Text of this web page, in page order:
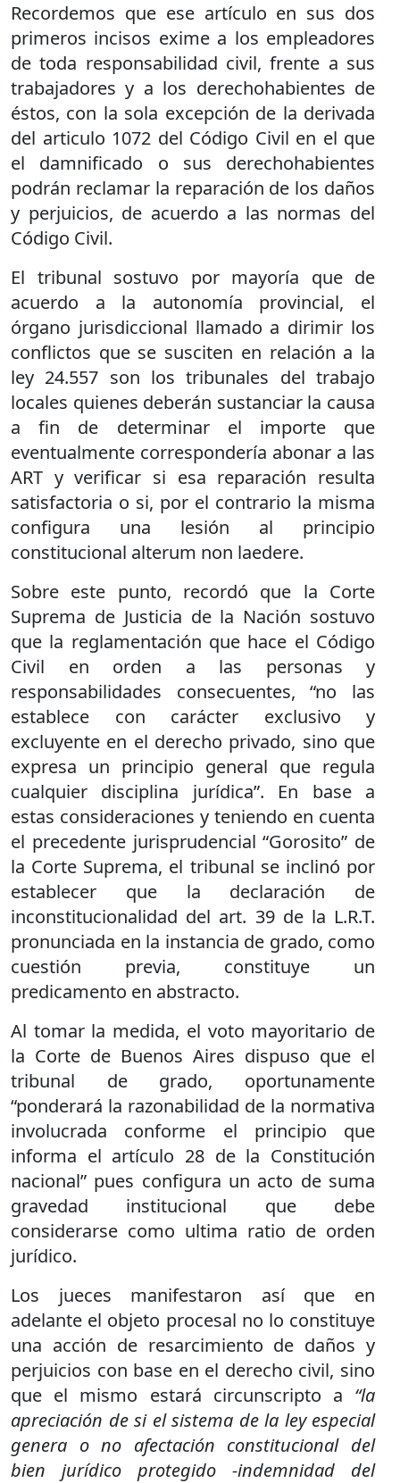
Recordemos que ese artículo en sus dos
primeros incisos exime a los empleadores
de toda responsabilidad civil, frente a sus
trabajadores y a los derechohabientes de
éstos, con la sola excepción de la derivada
del articulo 1072 del Código Civil en el que
el damnificado o sus derechohabientes
podrán reclamar la reparación de los daños
y perjuicios, de acuerdo a las normas del
Código Civil.
El tribunal sostuvo por mayoría que de
acuerdo a la autonomía provincial, el
órgano jurisdiccional llamado a dirimir los
conflictos que se susciten en relación a la
ley 24.557 son los tribunales del trabajo
locales quienes deberán sustanciar la causa
a fin de determinar el importe que
eventualmente correspondería abonar a las
ART y verificar si esa reparación resulta
satisfactoria o si, por el contrario la misma
configura una lesión al principio
constitucional alterum non laedere.
Sobre este punto, recordó que la Corte
Suprema de Justicia de la Nación sostuvo
que la reglamentación que hace el Código
Civil en orden a las personas y
responsabilidades consecuentes, “no las
establece con carácter exclusivo y
excluyente en el derecho privado, sino que
expresa un principio general que regula
cualquier disciplina jurídica”. En base a
estas consideraciones y teniendo en cuenta
el precedente jurisprudencial “Gorosito” de
la Corte Suprema, el tribunal se inclinó por
establecer que la declaración de
inconstitucionalidad del art. 39 de la L.R.T.
pronunciada en la instancia de grado, como
cuestión previa, constituye un
predicamento en abstracto.
Al tomar la medida, el voto mayoritario de
la Corte de Buenos Aires dispuso que el
tribunal de grado, oportunamente
“ponderará la razonabilidad de la normativa
involucrada conforme el principio que
informa el artículo 28 de la Constitución
nacional” pues configura un acto de suma
gravedad institucional que debe
considerarse como ultima ratio de orden
jurídico.
Los jueces manifestaron así que en
adelante el objeto procesal no lo constituye
una acción de resarcimiento de daños y
perjuicios con base en el derecho civil, sino
que el mismo estará circunscripto a “la
apreciación de si el sistema de la ley especial
genera o no afectación constitucional del
bien jurídico protegido -indemnidad del